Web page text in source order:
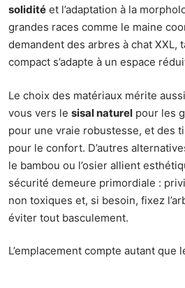
solidité et l’adaptation à la
grandes races comme le maine
demandent des arbres à chat XXL,
compact s’adapte à un espace
Le choix des matériaux mérite
vous vers le sisal naturel pour les
pour une vraie robustesse, et des
pour le confort. D’autres
le bambou ou l’osier allient
sécurité demeure primordiale :
non toxiques et, si besoin, fixez
éviter tout basculement.
L’emplacement compte autant que